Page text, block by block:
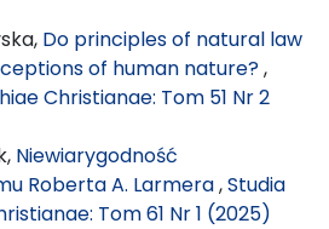
Do principles of natural law
of human nature?,
Christianae: Tom 51 Nr 2
Niewiarygodność
Roberta A. Larmera,Studia
Tom 61 Nr 1 (2025)